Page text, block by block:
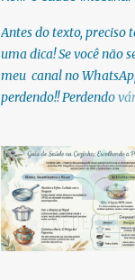
Antes do texto, preciso
uma dica! Se você não
meu canal no
perdendo!! Perdendo
infográficos, o link para
download dos meus e-
Para acessar clique no
https://whatsapp.com/